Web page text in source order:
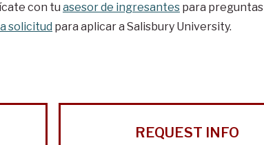
con tu asesor de ingresantespara preguntas
solicitud para aplicar a Salisbury University.
REQUEST INFO